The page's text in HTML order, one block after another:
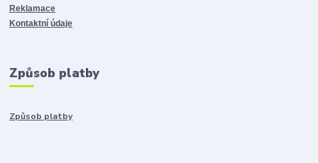
Reklamace
Kontaktní údaje
Způsob platby
Způsob platby